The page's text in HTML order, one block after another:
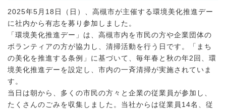
2025年5月18日（日）、高槻市が主催する環境美化推進デー
に社内から有志を募り参加しました。
「環境美化推進デー」は、高槻市内を市民の方や企業団体の
ボランティアの方が協力し、清掃活動を行う日です。「まち
の美化を推進する条例」に基づいて、毎年春と秋の年2回、環
境美化推進デーを設定し、市内の一斉清掃が実施されていま
す。
当日は朝から、多くの市民の方々と企業の従業員が参加し、
たくさんのごみを収集しました。当社からは従業員14名、従